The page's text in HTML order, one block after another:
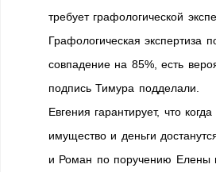
требует графологической
Графологическая экспертиза
совпадение на 85%, есть
подпись Тимура подделали.
Евгения гарантирует, что
имущество и деньги
и Роман по поручению Елены